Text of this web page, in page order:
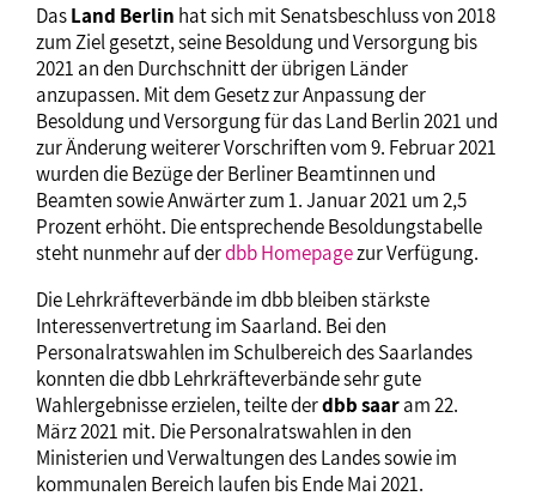
DasLand Berlin hat sich mit Senatsbeschluss von 2018
zum Ziel gesetzt, seine Besoldung und Versorgung bis
2021 an den Durchschnitt der übrigen Länder
anzupassen. Mit dem Gesetz zur Anpassung der
Besoldung und Versorgung für das Land Berlin 2021 und
zur Änderung weiterer Vorschriften vom 9. Februar 2021
wurden die Bezüge der Berliner Beamtinnen und
Beamten sowie Anwärter zum 1. Januar 2021 um 2,5
Prozent erhöht. Die entsprechende Besoldungstabelle
steht nunmehr auf derdbb Homepagezur Verfügung.
Die Lehrkräfteverbände im dbb bleiben stärkste
Interessenvertretung im Saarland. Bei den
Personalratswahlen im Schulbereich des Saarlandes
konnten die dbb Lehrkräfteverbände sehr gute
Wahlergebnisse erzielen, teilte derdbb saaram 22.
März 2021 mit. Die Personalratswahlen in den
Ministerien und Verwaltungen des Landes sowie im
kommunalen Bereich laufen bis Ende Mai 2021.